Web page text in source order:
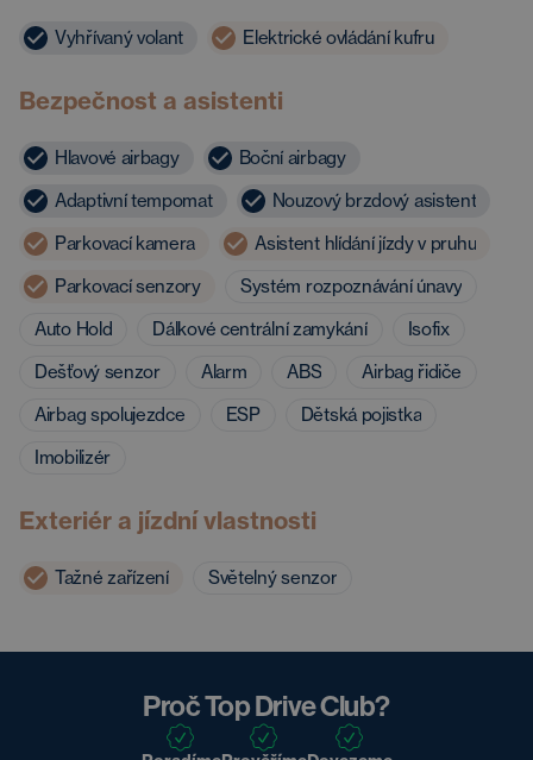
Vyhřívaný volant Elektrické ovládání kufru
Bezpečnost a asistenti
Hlavové airbagy
Boční airbagy
Adaptivní tempomat
Nouzový brzdový asistent
Parkovací kamera
Asistent hlídání jízdy v pruhu
Parkovací senzory
Systém rozpoznávání únavy
Auto Hold
Dálkové centrální zamykání
Isofix
Dešťový senzor
Alarm ABS
Airbag řidiče
Airbag spolujezdce
ESP
Dětská pojistka
Imobilizér
Exteriér a jízdní vlastnosti
Tažné zařízení Světelný senzor
Proč Top Drive Club?